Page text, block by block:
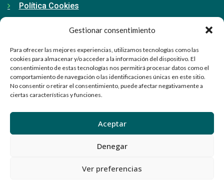
Gestionar consentimiento
Para ofrecer las mejores experiencias, utilizamos tecnologías como las
cookies para almacenar y/o acceder a la información del dispositivo. El
consentimiento de estas tecnologías nos permitirá procesar datos como el
comportamiento de navegación o las identificaciones únicas en este sitio.
No consentir o retirar el consentimiento, puede afectar negativamente a
ciertas características y funciones.
Aceptar
Denegar
Ver preferencias
Política Cookies
Contacto
91 798 71 15
info@ellabrador.es